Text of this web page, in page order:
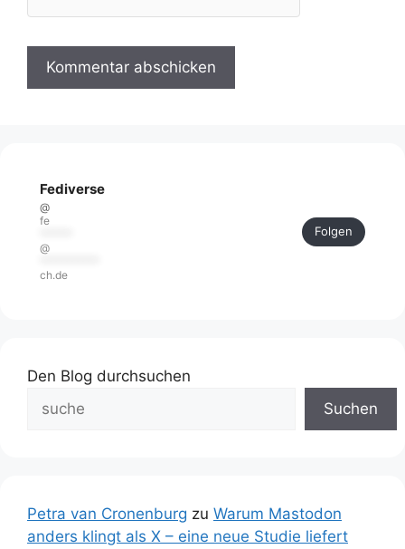
Fediverse
@
fe
@
ch.de
Folgen
Den Blog durchsuchen
Suchen
Petra van Cronenburg zu Warum Mastodon
anders klingt als X – eine neue Studie liefert